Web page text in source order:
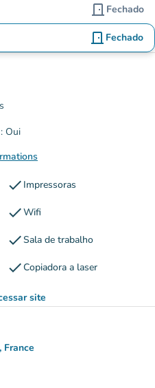
door_front Fechado
door_front Fechado
Oui
check Impressoras
checkWifi
checkSala de trabalho
checkCopiadora a laser
site
(novo separador)
France
Maps)